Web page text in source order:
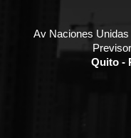
Av Naciones
Quito -